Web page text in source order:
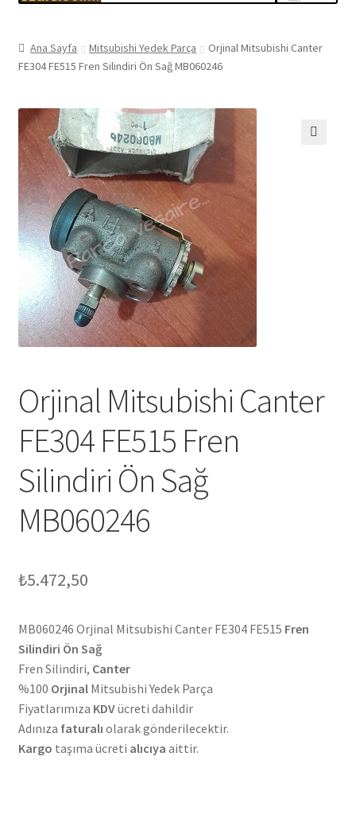
Ana Sayfa Mitsubishi Yedek Parça
Orjinal Mitsubishi Canter
FE304 FE515 Fren Silindiri Ön Sağ MB060246
Orjinal Mitsubishi Canter
FE304 FE515 Fren
Silindiri Ön Sağ
MB060246
₺5.472,50
MB060246 Orjinal Mitsubishi Canter FE304 FE515 Fren
Silindiri Ön Sağ
Fren Silindiri, Canter
%100 OrjinalMitsubishi Yedek Parça
Fiyatlarımıza KDVücreti dahildir
Adınıza faturalı olarak gönderilecektir.
Kargo taşıma ücreti alıcıya aittir.